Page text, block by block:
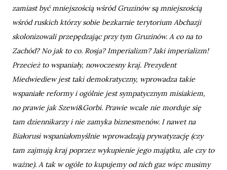
zamiast być mniejszością wśród Gruzinów są mniejszością
wśród ruskich którzy sobie bezkarnie terytorium Abchazji
skolonizowali przepędzając przy tym Gruzinów. A co na to
Zachód? No jak to co. Rosja? Imperializm? Jaki imperializm!
Przecież to wspaniały, nowoczesny kraj. Prezydent
Miedwiediew jest taki demokratyczny, wprowadza takie
wspaniałe reformy i ogólnie jest sympatycznym misiakiem,
no prawie jak Szewi&Gorbi. Prawie wcale nie morduje się
tam dziennikarzy i nie zamyka biznesmenów. I nawet na
Białorusi wspaniałomyślnie wprowadzają prywatyzację (czy
tam zajmują kraj poprzez wykupienie jego majątku, ale czy to
ważne). A tak w ogóle to kupujemy od nich gaz więc musimy